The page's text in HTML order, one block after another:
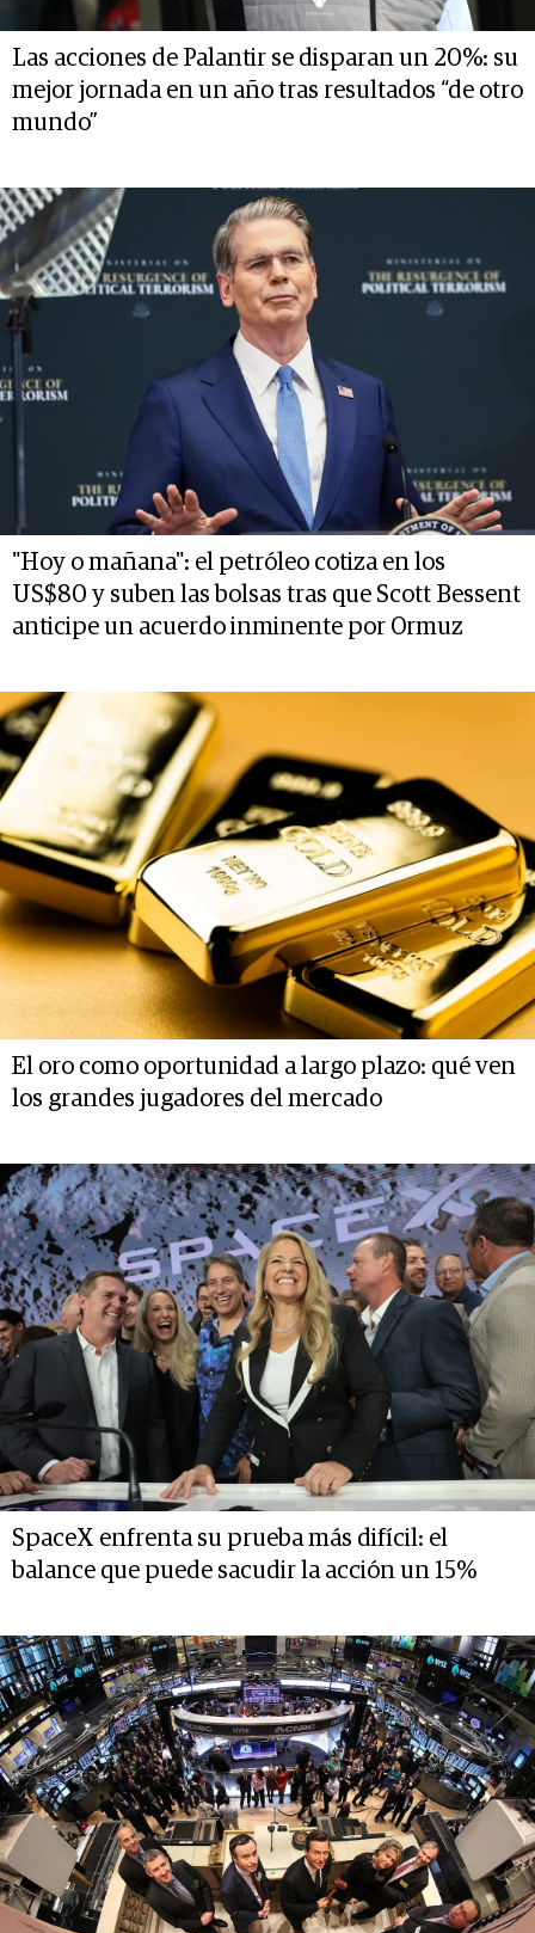
Las acciones de Palantir se disparan un 20%: su
mejor jornada en un año tras resultados “de otro
mundo”
"Hoy o mañana": el petróleo cotiza en los
US$80 y suben las bolsas tras que Scott Bessent
anticipe un acuerdo inminente por Ormuz
El oro como oportunidad a largo plazo: qué ven
los grandes jugadores del mercado
SpaceX enfrenta su prueba más difícil: el
balance que puede sacudir la acción un 15%